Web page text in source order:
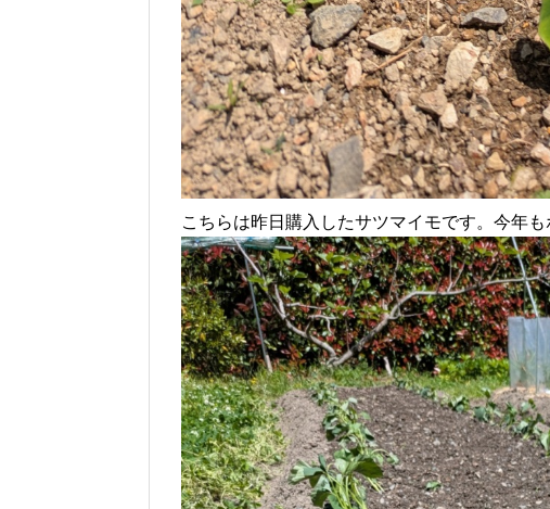
こちらは昨日購入したサツマイモです。今年も